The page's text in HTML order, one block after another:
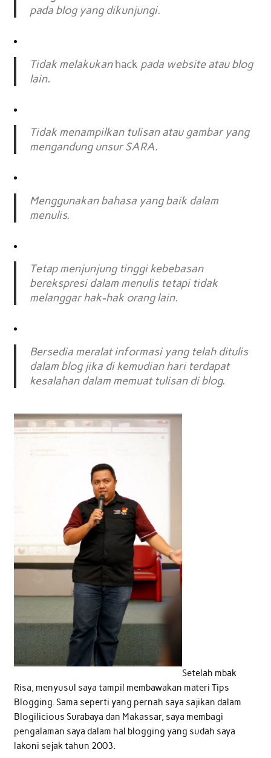
pada blog yang dikunjungi.
Tidak melakukanhack pada website atau blog
lain.
Tidak menampilkan tulisan atau gambar yang
mengandung unsur SARA.
Menggunakan bahasa yang baik dalam
menulis.
Tetap menjunjung tinggi kebebasan
berekspresi dalam menulis tetapi tidak
melanggar hak-hak orang lain.
Bersedia meralat informasi yang telah ditulis
dalam blog jika di kemudian hari terdapat
kesalahan dalam memuat tulisan di blog.
Setelah mbak
Risa, menyusul saya tampil membawakan materi Tips
Blogging. Sama seperti yang pernah saya sajikan dalam
Blogilicious Surabaya dan Makassar, saya membagi
pengalaman saya dalam hal blogging yang sudah saya
lakoni sejak tahun 2003.